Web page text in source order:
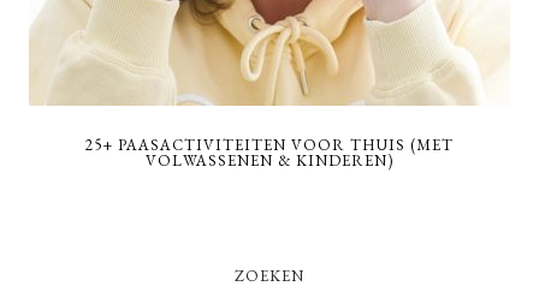
25+ PAASACTIVITEITEN VOOR THUIS (MET
VOLWASSENEN & KINDEREN)
ZOEKEN